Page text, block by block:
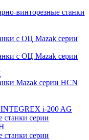
винторезные станки
с ОЦ Mazak серии
с ОЦ Mazak серии
Mazak серии HCN
INTEGREX i-200 AG
серии
серии